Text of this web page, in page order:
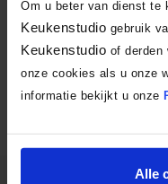
Om u beter van dienst te
Keukenstudio gebruik
Keukenstudio of derden
onze cookies als u onze
informatie bekijkt u onze
Alle
Delen: